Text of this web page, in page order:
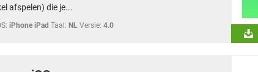
afspelen) die je...
iPhone iPad Taal: NL Versie: 4.0